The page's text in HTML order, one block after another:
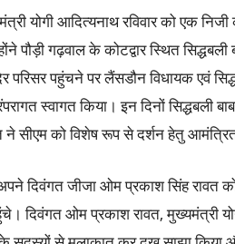
योगी आदित्यनाथ रविवार को एक
पौड़ी गढ़वाल के कोटद्वार स्थित
परिसर पहुंचने पर लैंसडौन विधायक एवं
स्वागत किया। इन दिनों सिद्धबली
सीएम को विशेष रूप से दर्शन हेतु
दिवंगत जीजा ओम प्रकाश सिंह रावत
दिवंगत ओम प्रकाश रावत, मुख्यमंत्री